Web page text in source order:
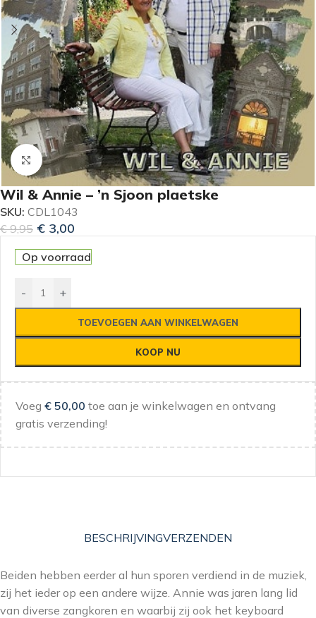
Klik om te vergroten
Wil & Annie – ’n Sjoon plaetske
SKU: CDL1043
€9,95 € 3,00
Op voorraad
- +
TOEVOEGEN AAN WINKELWAGEN
KOOP NU
Voeg € 50,00 toe aan je winkelwagen en ontvang
gratis verzending!
BESCHRIJVINGVERZENDEN
Beiden hebben eerder al hun sporen verdiend in de muziek,
zij het ieder op een andere wijze. Annie was jaren lang lid
van diverse zangkoren en waarbij zij ook het keyboard